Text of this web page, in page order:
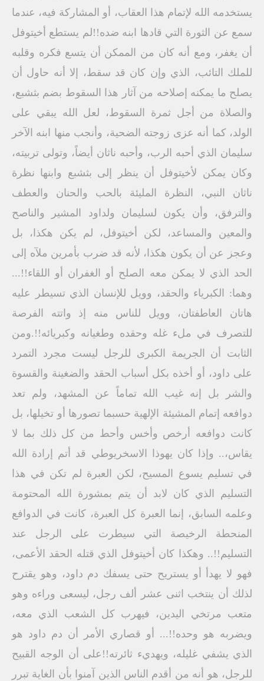
يستخدمه الله لإتمام هذا العقاب، أو المشاركة فيه، عندما
سمع عن الثورة التي قادها ابنه ضده!!لم يستطع أخيتوفل
أن يغفر، ومع أنه كان من الممكن أن يتسع فكره وقلبه
للملك التائب، الذي وإن كان قد سقط، إلا أنه حاول أن
يصلح ما يمكنه إصلاحه من آثار هذا السقوط بضم بثشبع،
والصلاة من أجل ثمرة السقوط، لعل الله يبقي على
الولد، كما أنه عزى زوجته الضحية، وأنجب منها ابنه الآخر
سليمان الذي أحبه الرب، وأحبه ناثان أيضاً، وتولى تربيته،
وكان يمكن لأخيتوفل أن ينظر إلى بثشبع وابنها نظرة
ناثان النبي، النظرة المليئة بالحب والحنان والعطف
والترفق، وأن يكون لسليمان ولداود المشير والناصح
والمعين والمساعد، لكن أخيتوفل، لم يكن هكذا، بل
وعجز عن أن يكون هكذا، لأنه قد ضرب بأمرين ملآه إلى
الحد الذي لا يمكن معه الصلح أو الغفران أو اللقاء!!...
وهما: الكبرياء والحقد، وويل للإنسان الذي تسيطر عليه
هاتان العاطفتان، وويل للناس منه إذ واتته الفرصة
للتصرف في ملء غله وحقده وطغيانه وكبريائه!!.ومن
الثابت أن الجريمة الكبرى للرجل ليست مجرد التمرد
على داود، أو أخذه بكل أسباب الحقد والضغينة والقسوة
والشر بل إنه غيب الله تماماً عن المشهد، ولم تعد
دوافعه إتمام المشيئة الإلهية حسبما تصورها أو تخيلها، بل
كانت دوافعه أرخص وأخس وأحط من كل ذلك بما لا
يقاس،.. وإذا كان يهوذا الاسخريوطي قد أتم إرادة الله
في تسليم يسوع المسيح، لكن العبرة لم تكن في هذا
التسليم الذي كان لابد أن يتم بمشورة الله المحتومة
وعلمه السابق، إنما العبرة كل العبرة، كانت في الدوافع
المنحطة الرخيصة التي سيطرت على الرجل عند
التسليم!!.. وهكذا كان أخيتوفل الذي قتله الحقد الأعمى،
فهو لا يهدأ أو يستريح حتى يسفك دم داود، وهو يقترح
لذلك أن ينتخب اثنى عشر ألف رجل، ليسعى وراءه وهو
متعب مرتخي اليدين، فيهرب كل الشعب الذي معه،
ويضربه هو وحده!!... أو قصاري الأمر أن دم داود هو
الذي يشفي غليله، ويهديء ثائرته!!على أن الوجه القبيح
للرجل، هو أنه من أقدم الناس الذين آمنوا بأن الغاية تبرر